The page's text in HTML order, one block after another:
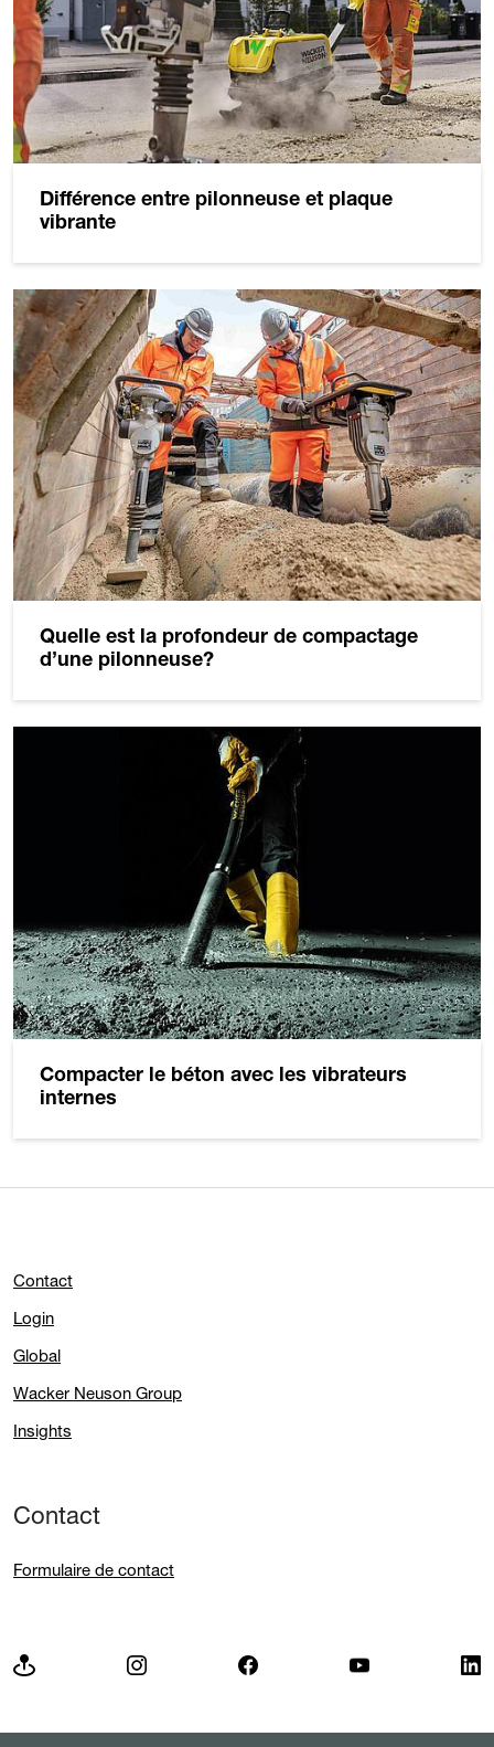
Différence entre pilonneuse et plaque
vibrante
Quelle est la profondeur de compactage
d’une pilonneuse?
Compacter le béton avec les vibrateurs
internes
Contact
Login
Global
Wacker Neuson Group
Insights
Contact
Formulaire de contact